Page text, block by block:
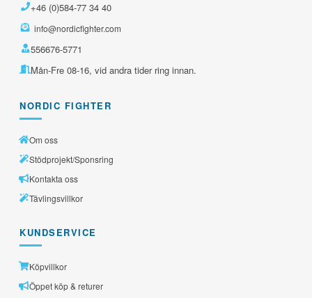
+46 (0)584-77 34 40
info@nordicfighter.com
556676-5771
Mån-Fre 08-16, vid andra tider ring innan.
NORDIC FIGHTER
Om oss
Stödprojekt/Sponsring
Kontakta oss
Tävlingsvillkor
KUNDSERVICE
Köpvillkor
Öppet köp & returer